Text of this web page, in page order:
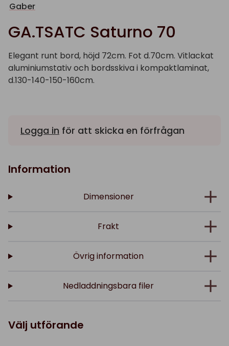
Gaber
GA.TSATC Saturno 70
Elegant runt bord, höjd 72cm. Fot d.70cm. Vitlackat
aluminiumstativ och bordsskiva i kompaktlaminat,
d.130-140-150-160cm.
Logga in för att skicka en förfrågan
Information
Dimensioner
Frakt
Övrig information
Nedladdningsbara filer
Välj utförande